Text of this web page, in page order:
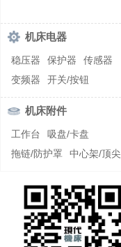
机床电器
稳压器 保护器
传感器
变频器
开关/按钮
机床附件
工作台
吸盘/卡盘
拖链/防护罩
中心架/顶尖